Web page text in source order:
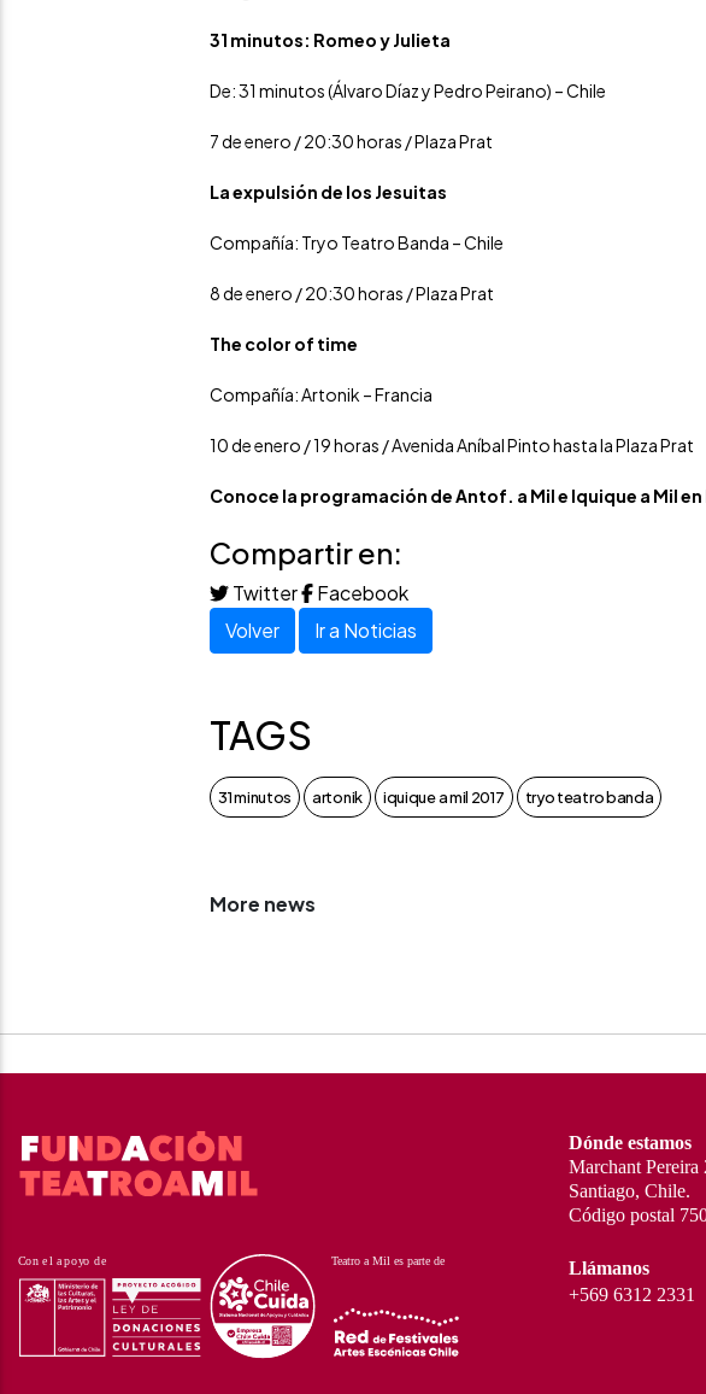
31 minutos: Romeo y Julieta
De: 31 minutos (Álvaro Díaz y Pedro Peirano) – Chile
7 de enero / 20:30 horas / Plaza Prat
La expulsión de los Jesuitas
Compañía: Tryo Teatro Banda – Chile
8 de enero / 20:30 horas / Plaza Prat
The color of time
Compañía: Artonik – Francia
10 de enero / 19 horas / Avenida Aníbal Pinto hasta la Plaza Prat
Conoce la programación de Antof. a Mil e Iquique a Mil en
Compartir en:
Twitter
Facebook
Volver
Ir a Noticias
TAGS
31 minutos artonik iquique a mil 2017 tryo teatro banda
More news
Dónde estamos
Marchant
Santiago, Chile.
Código postal
Llámanos
+569 6312 2331